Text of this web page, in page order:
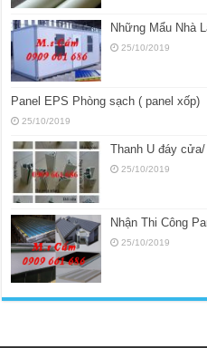
Những Mẩu Nhà
25/10/2019
Panel EPS Phòng sạch ( panel xốp)
25/10/2019
Thanh U đáy cửa/
25/10/2019
Nhận Thi Công
25/10/2019